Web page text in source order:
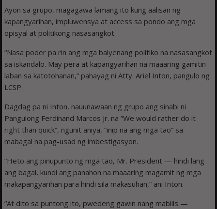
Ayon sa grupo, magagawa lamang ito kung aalisan ng
kapangyarihan, impluwensya at access sa pondo ang mga
opisyal at politikong nasasangkot.
“Nasa poder pa rin ang mga balyenang politiko na nasasangkot
sa iskandalo. May pera at kapangyarihan na maaaring gamitin
laban sa katotohanan,” pahayag ni Atty. Ariel Inton, pangulo ng
LCSP.
Dagdag pa ni Inton, nauunawaan ng grupo ang sinabi ni
Pangulong Ferdinand Marcos Jr. na “We would rather do it
right than quick”, ngunit aniya, “inip na ang mga tao” sa
mabagal na pag-usad ng imbestigasyon.
“Heto ang pinupunto ng mga tao, Mr. President — hindi lang
ang bagal, kundi ang panahon na maaaring magamit ng mga
makapangyarihan para hindi sila makasuhan,” ani Inton.
“At dito sa puntong ito, pwedeng gawin nang mabilis —